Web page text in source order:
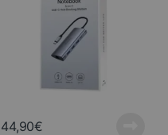
44,90€